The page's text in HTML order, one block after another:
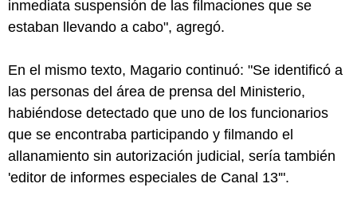
inmediata suspensión de las filmaciones que se
estaban llevando a cabo", agregó.
En el mismo texto, Magario continuó: "Se identificó a
las personas del área de prensa del Ministerio,
habiéndose detectado que uno de los funcionarios
que se encontraba participando y filmando el
allanamiento sin autorización judicial, sería también
'editor de informes especiales de Canal 13'".